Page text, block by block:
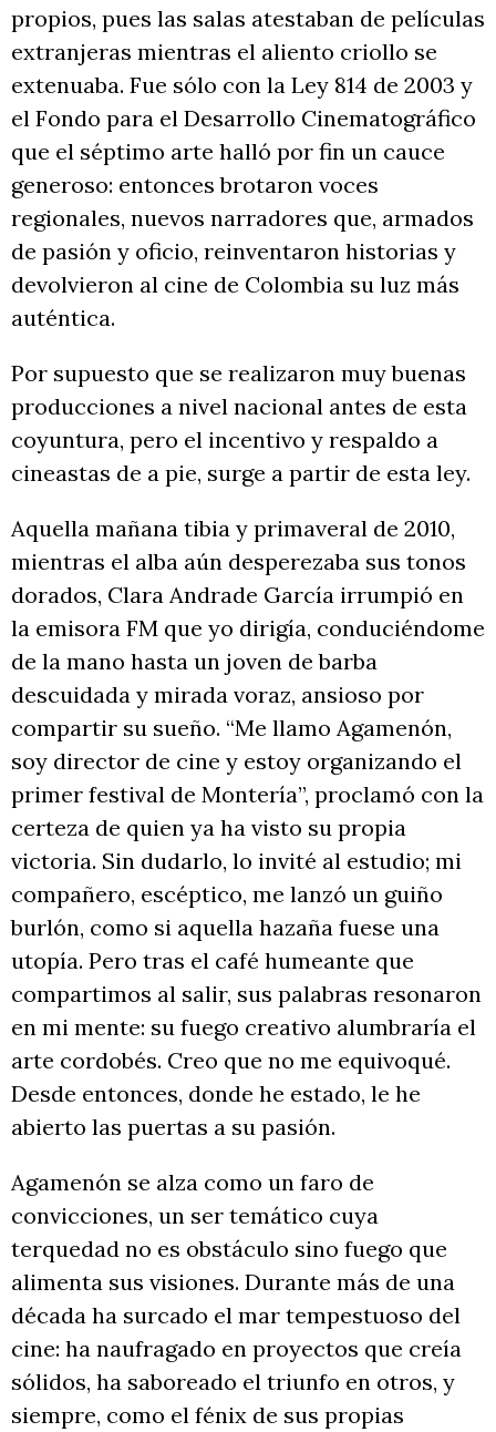
propios, pues las salas atestaban de películas
extranjeras mientras el aliento criollo se
extenuaba. Fue sólo con la Ley 814 de 2003 y
el Fondo para el Desarrollo Cinematográfico
que el séptimo arte halló por fin un cauce
generoso: entonces brotaron voces
regionales, nuevos narradores que, armados
de pasión y oficio, reinventaron historias y
devolvieron al cine de Colombia su luz más
auténtica.
Por supuesto que se realizaron muy buenas
producciones a nivel nacional antes de esta
coyuntura, pero el incentivo y respaldo a
cineastas de a pie, surge a partir de esta ley.
Aquella mañana tibia y primaveral de 2010,
mientras el alba aún desperezaba sus tonos
dorados, Clara Andrade García irrumpió en
la emisora FM que yo dirigía, conduciéndome
de la mano hasta un joven de barba
descuidada y mirada voraz, ansioso por
compartir su sueño. “Me llamo Agamenón,
soy director de cine y estoy organizando el
primer festival de Montería”, proclamó con la
certeza de quien ya ha visto su propia
victoria. Sin dudarlo, lo invité al estudio; mi
compañero, escéptico, me lanzó un guiño
burlón, como si aquella hazaña fuese una
utopía. Pero tras el café humeante que
compartimos al salir, sus palabras resonaron
en mi mente: su fuego creativo alumbraría el
arte cordobés. Creo que no me equivoqué.
Desde entonces, donde he estado, le he
abierto las puertas a su pasión.
Agamenón se alza como un faro de
convicciones, un ser temático cuya
terquedad no es obstáculo sino fuego que
alimenta sus visiones. Durante más de una
década ha surcado el mar tempestuoso del
cine: ha naufragado en proyectos que creía
sólidos, ha saboreado el triunfo en otros, y
siempre, como el fénix de sus propias